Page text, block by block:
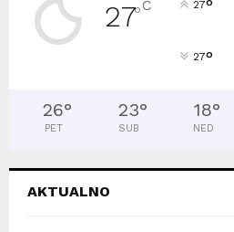
27°C 27°
27°
26°
PET
23°
SUB
18°
NED
AKTUALNO